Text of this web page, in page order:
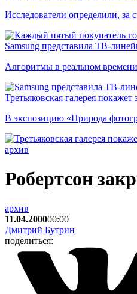
Исследователи определили,
Samsung представила ТВ-
Алгоритмы в реальном времени
Третьяковская галерея
В экспозицию «Природа
архив
Робертсон
архив
11.04.200000:00
Дмитрий Бутрин
поделиться: